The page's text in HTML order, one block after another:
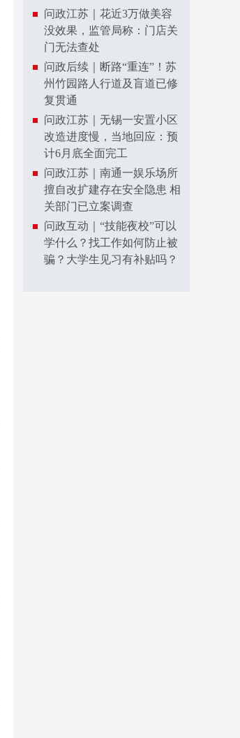
问政江苏｜花近3万做美容
没效果，监管局称：门店关
门无法查处
问政后续｜断路“重连”！苏
州竹园路人行道及盲道已修
复贯通
问政江苏｜无锡一安置小区
改造进度慢，当地回应：预
计6月底全面完工
问政江苏｜南通一娱乐场所
擅自改扩建存在安全隐患 相
关部门已立案调查
问政互动｜“技能夜校”可以
学什么？找工作如何防止被
骗？大学生见习有补贴吗？